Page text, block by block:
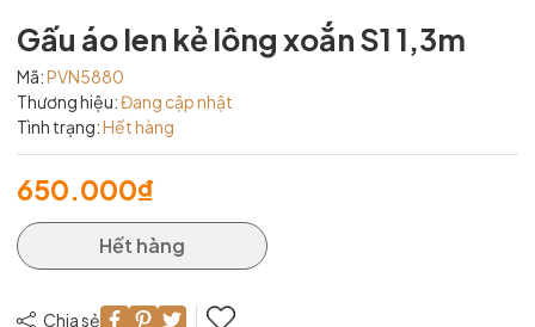
Gấu áo len kẻ lông xoắn S1 1,3m
Mã:PVN5880
Thương hiệu:Đang cập nhật
Tình trạng:Hết hàng
650.000₫
Hết hàng
Chia sẻ